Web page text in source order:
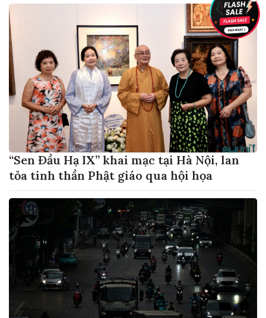
“Sen Đầu Hạ IX” khai mạc tại Hà Nội, lan
tỏa tinh thần Phật giáo qua hội họa